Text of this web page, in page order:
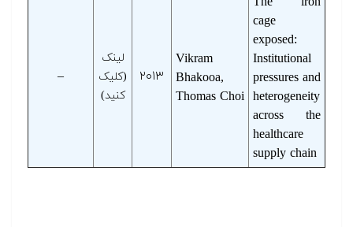
cage
exposed:
Institutional
pressures and
heterogeneity
across the
healthcare
supply chain
Vikram
Bhakooa,
Thomas Choi
۲۰۱۳
لینک
(کلیک
کنید)
–